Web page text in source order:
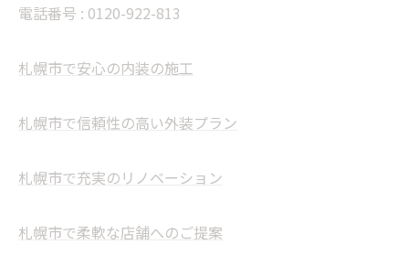
電話番号 : 0120-922-813
札幌市で安心の内装の施工
札幌市で信頼性の高い外装プラン
札幌市で充実のリノベーション
札幌市で柔軟な店舗へのご提案